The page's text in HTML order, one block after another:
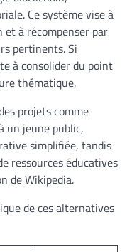
Ce système vise à
à récompenser par
pertinents. Si
à consolider du point
thématique.
projets comme
un jeune public,
simplifiée, tandis
ressources éducatives
de Wikipedia.
de ces alternatives